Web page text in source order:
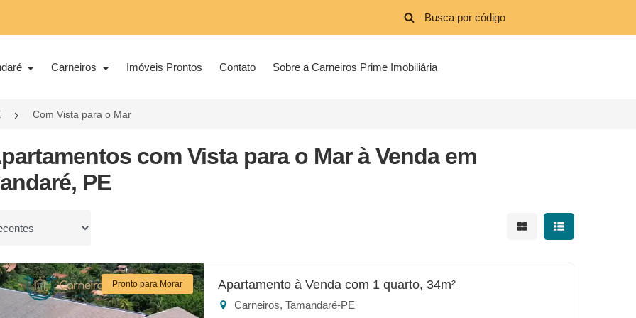
Carneiros Imóveis Prontos Contato Sobre a Carneiros Prime Imobiliária
Com Vista para o Mar
com Vista para o Mar à Venda em
PE
Mostrar resultados em
Mostrar
Pronto para Morar Apartamento à Venda com 1 quarto, 34m²
Carneiros, Tamandaré-PE